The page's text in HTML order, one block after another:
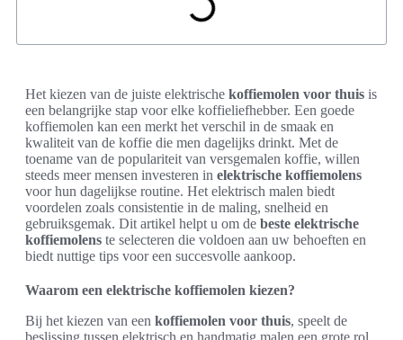
Het kiezen van de juiste elektrische koffiemolen voor thuis is
een belangrijke stap voor elke koffieliefhebber. Een goede
koffiemolen kan een merkt het verschil in de smaak en
kwaliteit van de koffie die men dagelijks drinkt. Met de
toename van de populariteit van versgemalen koffie, willen
steeds meer mensen investeren in elektrische koffiemolens
voor hun dagelijkse routine. Het elektrisch malen biedt
voordelen zoals consistentie in de maling, snelheid en
gebruiksgemak. Dit artikel helpt u om de beste elektrische
koffiemolens te selecteren die voldoen aan uw behoeften en
biedt nuttige tips voor een succesvolle aankoop.
Waarom een elektrische koffiemolen kiezen?
Bij het kiezen van een koffiemolen voor thuis, speelt de